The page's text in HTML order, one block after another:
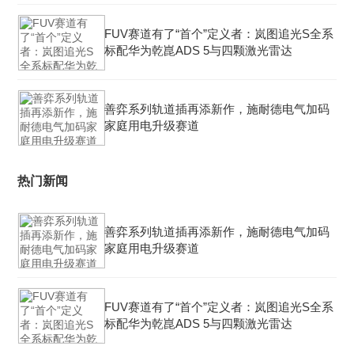
FUV赛道有了“首个”定义者：岚图追光S全系
标配华为乾崑ADS 5与四颗激光雷达
善弈系列轨道插再添新作，施耐德电气加码
家庭用电升级赛道
热门新闻
善弈系列轨道插再添新作，施耐德电气加码
家庭用电升级赛道
FUV赛道有了“首个”定义者：岚图追光S全系
标配华为乾崑ADS 5与四颗激光雷达